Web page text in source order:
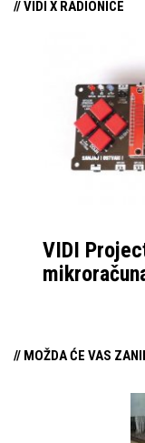
// VIDI X RADIONICE
VIDI
// MOŽDA ĆE VAS